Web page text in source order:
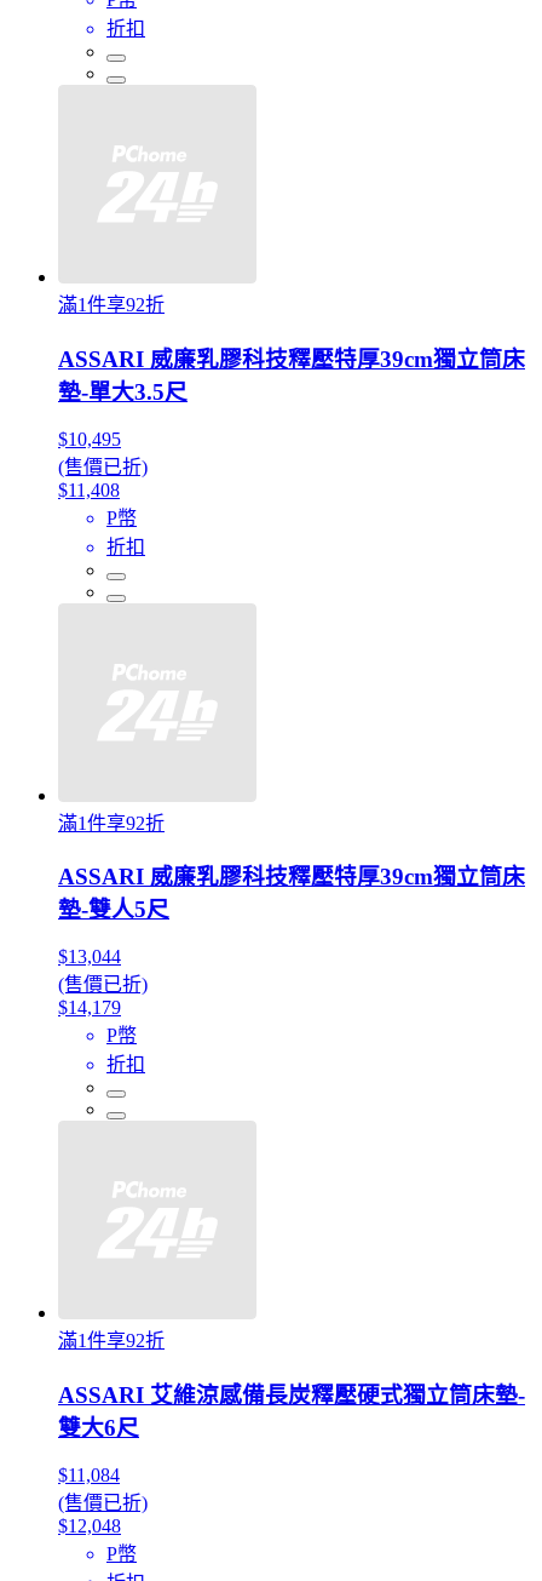
折扣
滿1件享92折
ASSARI 威廉乳膠科技釋壓特厚39cm獨立筒床
墊-單大3.5尺
$10,495
(售價已折)
$11,408
P幣
折扣
滿1件享92折
ASSARI 威廉乳膠科技釋壓特厚39cm獨立筒床
墊-雙人5尺
$13,044
(售價已折)
$14,179
P幣
折扣
滿1件享92折
ASSARI 艾維涼感備長炭釋壓硬式獨立筒床墊-
雙大6尺
$11,084
(售價已折)
$12,048
P幣